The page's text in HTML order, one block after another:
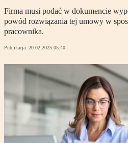
Firma musi podać w dokumencie
powód rozwiązania tej umowy w
pracownika.
Publikacja: 20.02.2025 05:40